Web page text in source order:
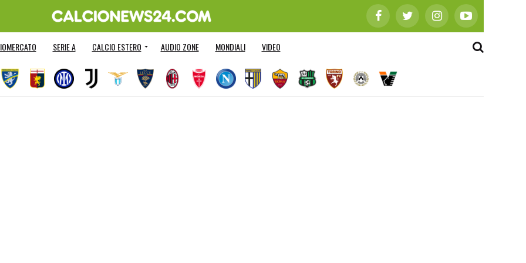
SERIE A CALCIO ESTERO AUDIO ZONE MONDIALI VIDEO